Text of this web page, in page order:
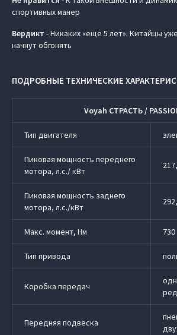
спортивных манер
Вердикт - Никаких «еще 5 лет». Китайцы
начнут обгонять
ПОДРОБНЫЕ ТЕХНИЧЕСКИЕ
Voyah СТРАСТЬ /
Тип двигателя
Пиковая мощность переднего
мотора, л.с./ кВт
Пиковая мощность заднего
мотора, л.с./кВт
Макс. момент, Нм 730
Тип привода
Коробка передач
Передняя подвеска